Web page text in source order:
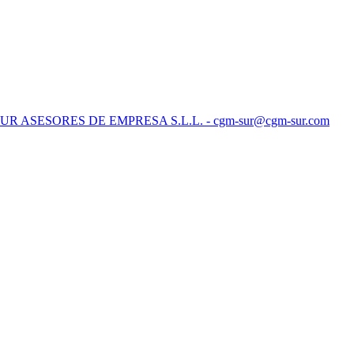
ASESORES DE EMPRESA S.L.L. - cgm-sur@cgm-sur.com